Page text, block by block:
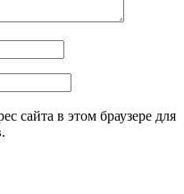
сайта в этом браузере для